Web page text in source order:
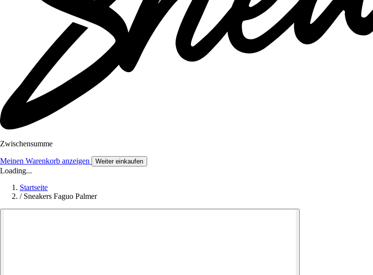
Zwischensumme
Meinen Warenkorb anzeigen Weiter einkaufen
Loading...
Startseite
/ Sneakers Faguo Palmer